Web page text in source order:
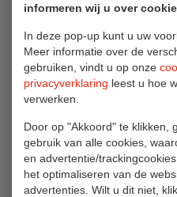
informeren wij u over
In deze pop-up kunt u uw
Meer informatie over de
gebruiken, vindt u op onze
privacyverklaring leest u hoe
verwerken.
Door op "Akkoord" te klikken,
gebruik van alle cookies,
en advertentie/
het optimaliseren van de
advertenties. Wilt u dit niet,
Sustainability
Naties, die een einde
armoede, ongelijkheid,
Bij Ovidias beperkt het
tot aandacht voor de
productieproces van onze
voorzorgsmaatregelen van
opnieuw verplichten we
respecteren en om zo terug
door onze ecologische